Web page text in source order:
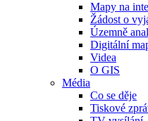
Mapy na
Žádost o
Územně
Digitální
Videa
O GIS
Média
Co se děje
Tiskové